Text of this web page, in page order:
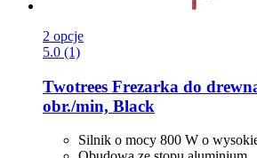
2 opcje
5.0 (1)
Twotrees Frezarka do
obr./min, Black
Silnik o mocy 800 W o